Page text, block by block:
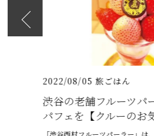
2026
紹介
2022/08/05 旅ごはん
渋谷の老舗フルーツパ
パフェを【クルーのお
「渋谷西村フルーツパーラー」は